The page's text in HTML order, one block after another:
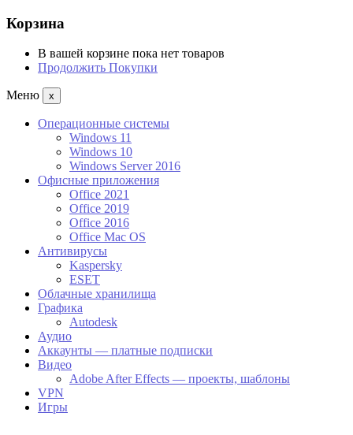
Корзина
В вашей корзине пока нет товаров
Продолжить Покупки
Меню x
Операционные системы
Windows 11
Windows 10
Windows Server 2016
Офисные приложения
Office 2021
Office 2019
Office 2016
Office Mac OS
Антивирусы
Kaspersky
ESET
Облачные хранилища
Графика
Autodesk
Аудио
Аккаунты — платные подписки
Видео
Adobe After Effects — проекты, шаблоны
VPN
Игры